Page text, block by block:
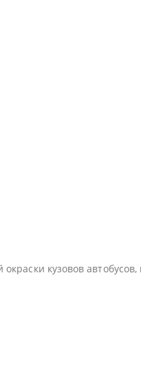
кузовов автобусов,